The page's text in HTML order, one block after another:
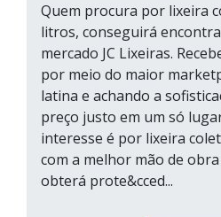
Quem procura por lixeira
litros, conseguirá
mercado JC Lixeiras.
por meio do maior
latina e achando a
preço justo em um só
interesse é por lixeira
com a melhor mão de obra
obterá prote&cced...